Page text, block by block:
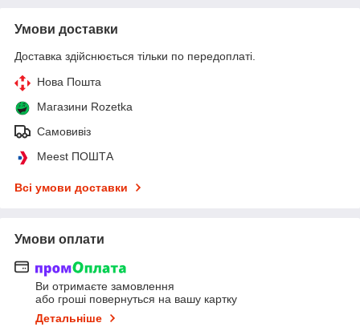
Умови доставки
Доставка здійснюється тільки по передоплаті.
Нова Пошта
Магазини Rozetka
Самовивіз
Meest ПОШТА
Всі умови доставки
Умови оплати
Ви отримаєте замовлення
або гроші повернуться на вашу картку
Детальніше